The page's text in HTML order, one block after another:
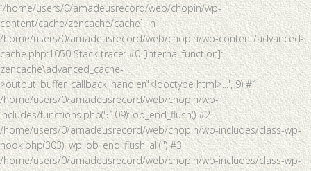
`/home/users/0/amadeusrecord/web/chopin/wp-
content/cache/zencache/cache`. in
/home/users/0/amadeusrecord/web/chopin/wp-content/advanced-
cache.php:1050 Stack trace: #0 [internal function]:
zencache\advanced_cache-
>output_buffer_callback_handler('<!doctype html>...', 9) #1
/home/users/0/amadeusrecord/web/chopin/wp-
includes/functions.php(5109): ob_end_flush() #2
/home/users/0/amadeusrecord/web/chopin/wp-includes/class-wp-
hook.php(303): wp_ob_end_flush_all('') #3
/home/users/0/amadeusrecord/web/chopin/wp-includes/class-wp-